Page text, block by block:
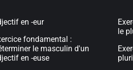
en -eur
fondamental :
le masculin d'un
en -euse
le